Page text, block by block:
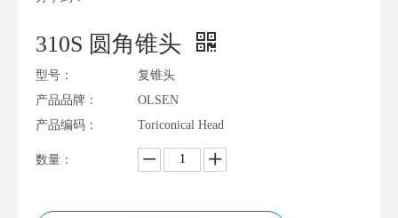
310S 圆角锥头
型号：
复锥头
产品品牌：
OLSEN
产品编码：
Toriconical Head
数量：